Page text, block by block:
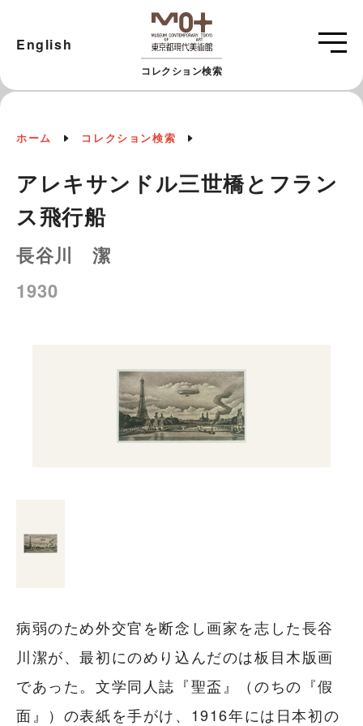
コレクション検索
English
ホーム コレクション検索
アレキサンドル三世橋とフラン
ス飛行船
長谷川 潔
1930
病弱のため外交官を断念し画家を志した長谷
川潔が、最初にのめり込んだのは板目木版画
であった。文学同人誌『聖盃』（のちの『假
面』）の表紙を手がけ、1916年には日本初の